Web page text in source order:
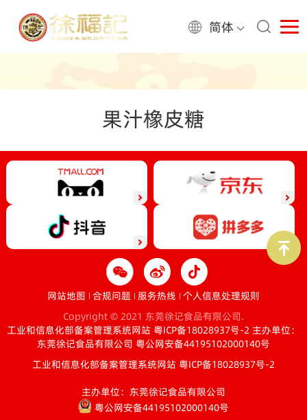
简体
果汁橡皮糖
网站地图 合规问题 服务热线 个人信息处理规则
Copyright © 2021 东莞徐记食品有限公司.
工业和信息化部备案管理系统网站 粤ICP备18028937号-2 主办单位：
东莞徐记食品有限公司 粤公网安备44195102000140号
工业和信息化部备案管理系统网站 粤ICP备18028937号-2
主办单位：东莞徐记食品有限公司
粤公网安备44195102000140号